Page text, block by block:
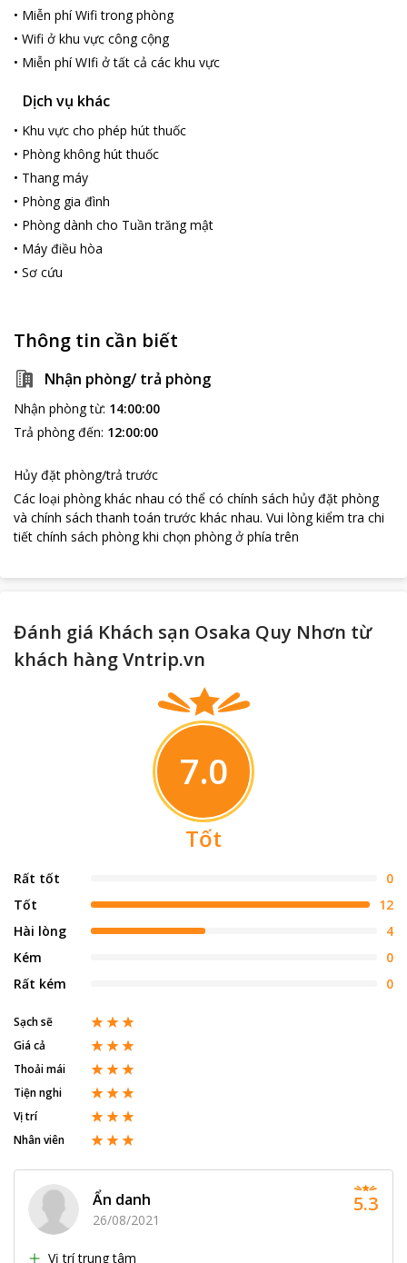
• Miễn phí Wifi trong phòng
• Wifi ở khu vực công cộng
• Miễn phí WIfi ở tất cả các khu vực
Dịch vụ khác
• Khu vực cho phép hút thuốc
• Phòng không hút thuốc
• Thang máy
• Phòng gia đình
• Phòng dành cho Tuần trăng mật
• Máy điều hòa
• Sơ cứu
Thông tin cần biết
Nhận phòng/ trả phòng
Nhận phòng từ: 14:00:00
Trả phòng đến: 12:00:00
Hủy đặt phòng/trả trước
Các loại phòng khác nhau có thể có chính sách hủy đặt phòng
và chính sách thanh toán trước khác nhau. Vui lòng kiểm tra chi
tiết chính sách phòng khi chọn phòng ở phía trên
Đánh giá Khách sạn Osaka Quy Nhơn từ
khách hàng Vntrip.vn
7.0
Tốt
Rất tốt
0
Tốt
12
Hài lòng
4
Kém
0
Rất kém
0
Sạch sẽ
Giá cả
Thoải mái
Tiện nghi
Vị trí
Nhân viên
Ẩn danh
26/08/2021
Vị trí trung tâm
5.3